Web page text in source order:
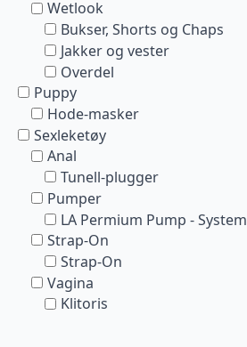
Wetlook
Bukser, Shorts og Chaps
Jakker og vester
Overdel
Puppy
Hode-masker
Sexleketøy
Anal
Tunell-plugger
Pumper
LA Permium Pump - System
Strap-On
Strap-On
Vagina
Klitoris